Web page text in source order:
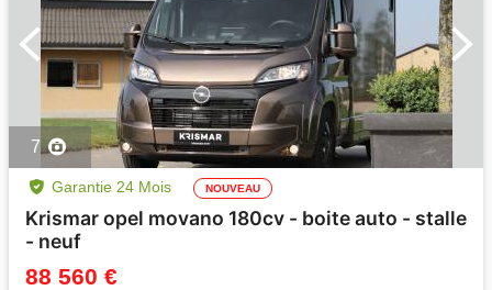
7
Garantie 24 Mois NOUVEAU
Krismar opel movano 180cv - boite auto - stalle
- neuf
88 560 €